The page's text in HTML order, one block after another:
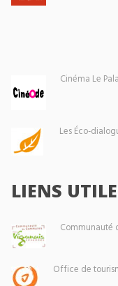
Cinéma Le
Les Éco-
LIENS
Communauté
Office de